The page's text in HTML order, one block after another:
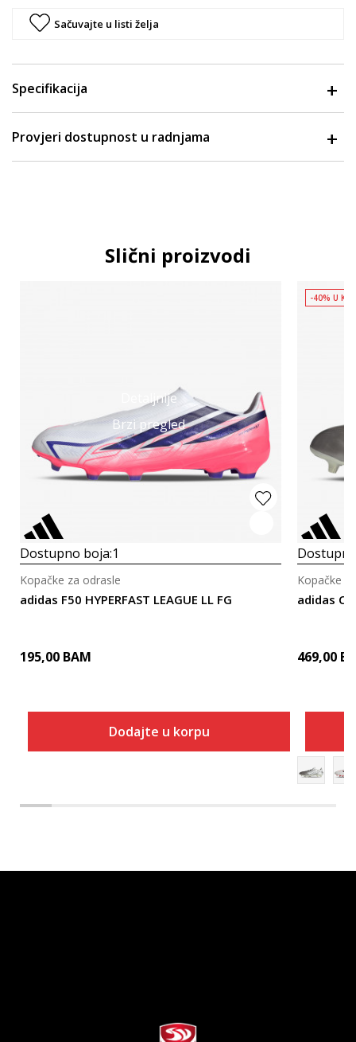
Sačuvajte u listi želja
Specifikacija
Provjeri dostupnost u radnjama
Slični proizvodi
Detaljnije
Brzi pregled
Dostupno boja:1
adidas F50 HYPERFAST LEAGUE LL FG
Kopačke za odrasle
195,00 BAM
Dodajte u korpu
-40% U
adidas
Kopačke
469,00